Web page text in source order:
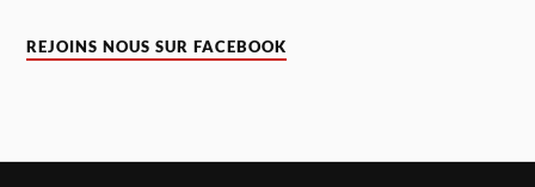
REJOINS NOUS SUR FACEBOOK